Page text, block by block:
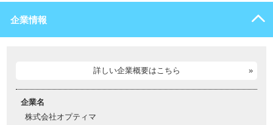
企業情報
詳しい企業概要はこちら
企業名
株式会社オプティマ